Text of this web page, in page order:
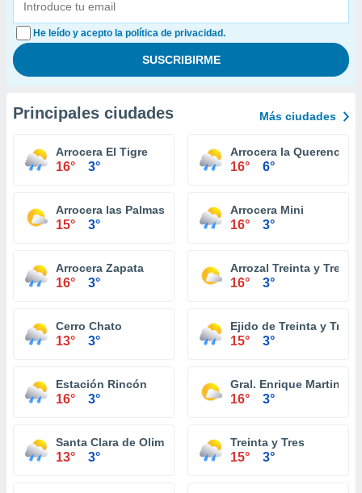
He leído y acepto la política de privacidad.
Principales ciudades Más ciudades
Arrocera El Tigre
16° 3°
Arrocera la Querencia
16° 6°
Arrocera las Palmas
15° 3°
Arrocera Mini
16° 3°
Arrocera Zapata
16° 3°
Arrozal Treinta y Tres
16° 3°
Cerro Chato
13° 3°
Ejido de Treinta y Tres
15° 3°
Estación Rincón
16° 3°
Gral. Enrique Martinez
16° 3°
Santa Clara de Olimar
13° 3°
Treinta y Tres
15° 3°